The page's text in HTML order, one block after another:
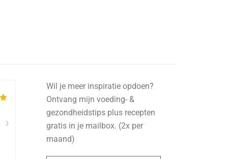
Wil je meer inspiratie opdoen?
Ontvang mijn voeding- &
gezondheidstips plus recepten
gratis in je mailbox. (2x per
maand)